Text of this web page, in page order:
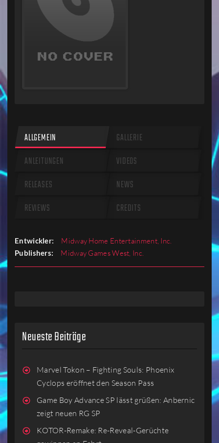
ALLGEMEIN
GALLERIE
ANLEITUNGEN
VIDEOS
RELEASES
NEWS
REVIEWS
CREDITS
Entwickler: Midway Home Entertainment, Inc.
Publishers: Midway Games West, Inc.
Neueste Beiträge
Marvel Tokon – Fighting Souls: Phoenix
Cyclops eröffnet den Season Pass
Game Boy Advance SP lässt grüßen: Anbernic
zeigt neuen RG SP
KOTOR-Remake: Re-Reveal-Gerüchte